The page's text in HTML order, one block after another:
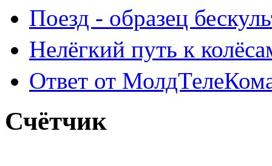
Поезд - образец
Нелёгкий путь к
Ответ от
Счётчик